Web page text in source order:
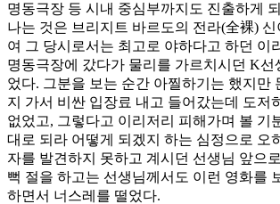
명동극장 등 시내 중심부까지도 진출하게
나는 것은 브리지트 바르도의 전라(全裸)
여 그 당시로서는 최고로 야하다고 하던 이
명동극장에 갔다가 물리를 가르치시던 K선
었다. 그분을 보는 순간 아찔하기는 했지만
지 가서 비싼 입장료 내고 들어갔는데 도저
없었고, 그렇다고 이리저리 피해가며 볼 기
대로 되라 어떻게 되겠지 하는 심정으로 오
자를 발견하지 못하고 계시던 선생님 앞으
뻑 절을 하고는 선생님께서도 이런 영화를
하면서 너스레를 떨었다.